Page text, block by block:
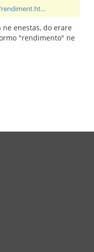
enestas, do erare
"rendimento" ne